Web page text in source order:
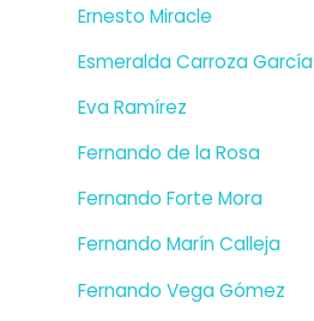
Ernesto Miracle
Esmeralda Carroza García
Eva Ramírez
Fernando de la Rosa
Fernando Forte Mora
Fernando Marín Calleja
Fernando Vega Gómez